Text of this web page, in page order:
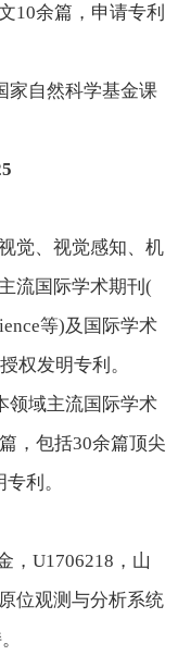
10余篇，申请专利
家自然科学基金课
觉、视觉感知、机
流国际学术期刊 (
等)及国际学术
权发明专利。
领域主流国际学术
，包括30余篇顶尖
利。
， U1706218 ，山
位观测与分析系统